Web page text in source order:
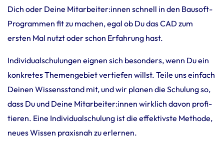
Dich oder Deine Mitar­beiter:innen schnell in den Bausoft-
Programmen fit zu machen, egal ob Du das CAD zum
ersten Mal nutzt oder schon Erfah­rung hast.
Indi­vi­du­al­schu­lungen eignen sich beson­ders, wenn Du ein
konkretes Themen­ge­biet vertiefen willst. Teile uns einfach
Deinen Wissens­stand mit, und wir planen die Schu­lung so,
dass Du und Deine Mitar­beiter:innen wirk­lich davon profi­
tieren. Eine Indi­vi­du­al­schu­lung ist die effek­tivste Methode,
neues Wissen praxisnah zu erlernen.